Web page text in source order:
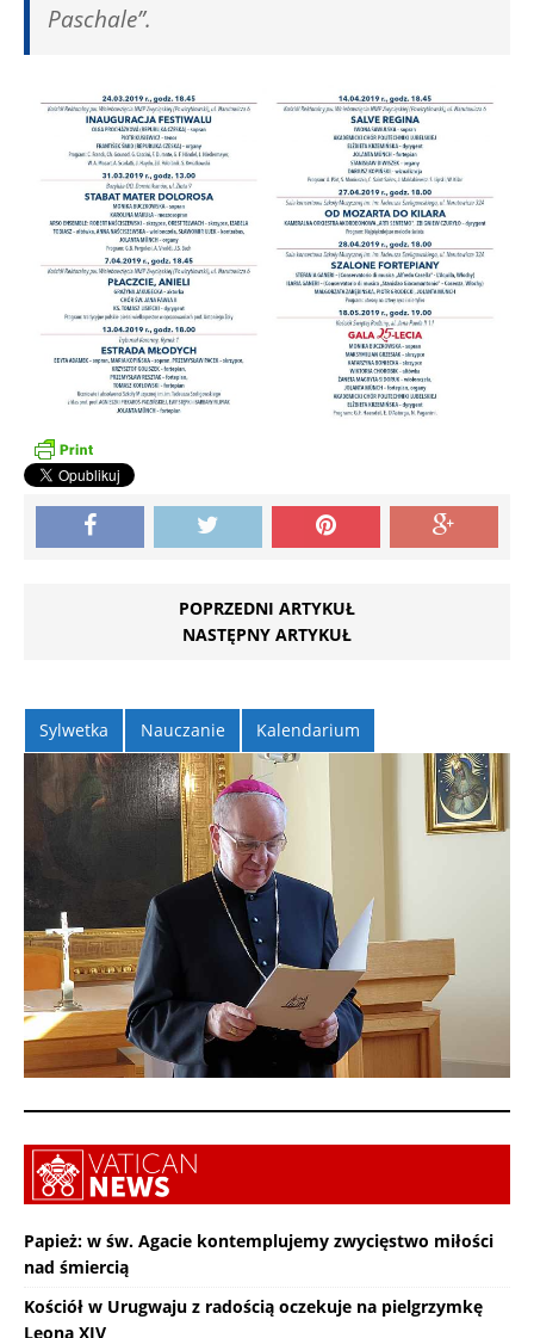
Paschale”.
POPRZEDNI ARTYKUŁ
NASTĘPNY ARTYKUŁ
Sylwetka Nauczanie Kalendarium
Papież: w św. Agacie kontemplujemy zwycięstwo miłości
nad śmiercią
Kościół w Urugwaju z radością oczekuje na pielgrzymkę
Leona XIV